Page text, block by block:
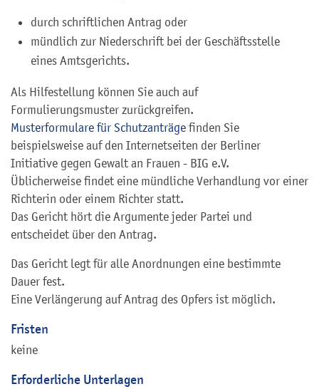
durch schriftlichen Antrag oder
mündlich zur Niederschrift bei der Geschäftsstelle
eines Amtsgerichts.
Als Hilfestellung können Sie auch auf
Formulierungsmuster zurückgreifen.
Musterformulare für Schutzanträge finden Sie
beispielsweise auf den Internetseiten der Berliner
Initiative gegen Gewalt an Frauen - BIG e.V.
Üblicherweise findet eine mündliche Verhandlung vor einer
Richterin oder einem Richter statt.
Das Gericht hört die Argumente jeder Partei und
entscheidet über den Antrag.
Das Gericht legt für alle Anordnungen eine bestimmte
Dauer fest.
Eine Verlängerung auf Antrag des Opfers ist möglich.
Fristen
keine
Erforderliche Unterlagen